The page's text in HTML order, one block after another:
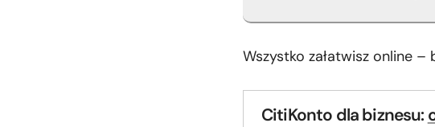
Wszystko załatwisz online
CitiKonto dla biznesu: